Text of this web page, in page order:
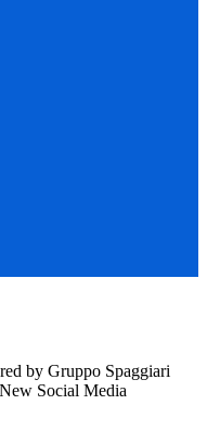
by Gruppo Spaggiari
Social Media